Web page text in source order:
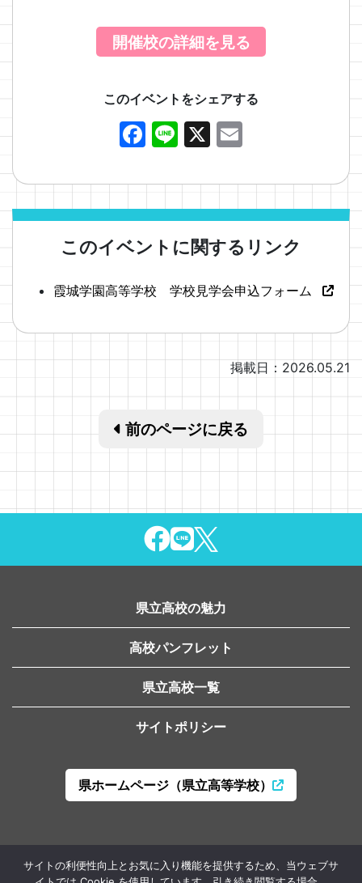
開催校の詳細を見る
このイベントをシェアする
Facebook
Line
X
このイベントに関するリンク
霞城学園高等学校 学校見学会申込フォーム
掲載日：2026.05.21
前のページに戻る
県立高校の魅力
高校パンフレット
県立高校一覧
サイトポリシー
県ホームページ（県立高等学校）
〒990-8570 山形市松波二丁目8-1
サイトの利便性向上とお気に入り機能を提供するため、当ウェブサ